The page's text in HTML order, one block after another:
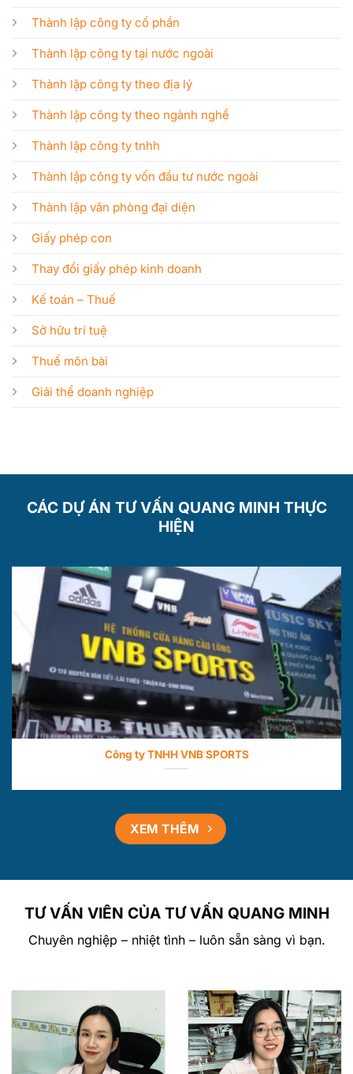
Thành lập công ty cổ phần
Thành lập công ty tại nước ngoài
Thành lập công ty theo địa lý
Thành lập công ty theo ngành nghề
Thành lập công ty tnhh
Thành lập công ty vốn đầu tư nước ngoài
Thành lập văn phòng đại diện
Giấy phép con
Thay đổi giấy phép kinh doanh
Kế toán – Thuế
Sở hữu trí tuệ
Thuế môn bài
Giải thể doanh nghiệp
CÁC DỰ ÁN TƯ VẤN QUANG MINH THỰC
HIỆN
Công ty TNHH VNB SPORTS
XEM THÊM
TƯ VẤN VIÊN CỦA TƯ VẤN QUANG MINH
Chuyên nghiệp – nhiệt tình – luôn sẵn sàng vì bạn.